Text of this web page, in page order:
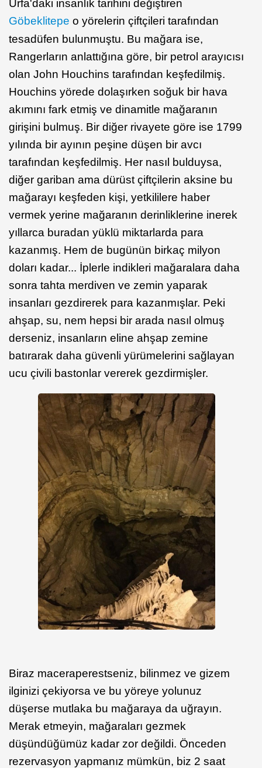
Urfa'daki insanlık tarihini değiştiren
Göbeklitepe o yörelerin çiftçileri tarafından
tesadüfen bulunmuştu. Bu mağara ise,
Rangerların anlattığına göre, bir petrol arayıcısı
olan John Houchins tarafından keşfedilmiş.
Houchins yörede dolaşırken soğuk bir hava
akımını fark etmiş ve dinamitle mağaranın
girişini bulmuş. Bir diğer rivayete göre ise 1799
yılında bir ayının peşine düşen bir avcı
tarafından keşfedilmiş. Her nasıl bulduysa,
diğer gariban ama dürüst çiftçilerin aksine bu
mağarayı keşfeden kişi, yetkililere haber
vermek yerine mağaranın derinliklerine inerek
yıllarca buradan yüklü miktarlarda para
kazanmış. Hem de bugünün birkaç milyon
doları kadar... İplerle indikleri mağaralara daha
sonra tahta merdiven ve zemin yaparak
insanları gezdirerek para kazanmışlar. Peki
ahşap, su, nem hepsi bir arada nasıl olmuş
derseniz, insanların eline ahşap zemine
batırarak daha güvenli yürümelerini sağlayan
ucu çivili bastonlar vererek gezdirmişler.
Biraz maceraperestseniz, bilinmez ve gizem
ilginizi çekiyorsa ve bu yöreye yolunuz
düşerse mutlaka bu mağaraya da uğrayın.
Merak etmeyin, mağaraları gezmek
düşündüğümüz kadar zor değildi. Önceden
rezervasyon yapmanız mümkün, biz 2 saat